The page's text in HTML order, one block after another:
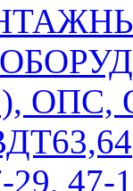
ОПС,
29, 47-